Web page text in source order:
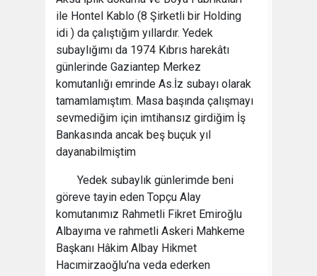
ile Hontel Kablo (8 Şirketli bir Holding
idi ) da çalıştığım yıllardır. Yedek
subaylığımı da 1974 Kıbrıs harekâtı
günlerinde Gaziantep Merkez
komutanlığı emrinde As.İz subayı olarak
tamamlamıştım. Masa başında çalışmayı
sevmediğim için imtihansız girdiğim İş
Bankasında ancak beş buçuk yıl
dayanabilmiştim
Yedek subaylık günlerimde beni
göreve tayin eden Topçu Alay
komutanımız Rahmetli Fikret Emiroğlu
Albayıma ve rahmetli Askeri Mahkeme
Başkanı Hâkim Albay Hikmet
Hacımirzaoğlu’na veda ederken